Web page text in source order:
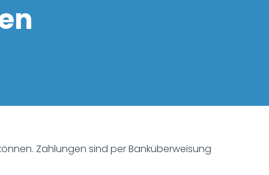
Zahlungen sind per Banküberweisung